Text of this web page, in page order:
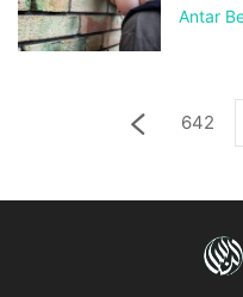
Antar
642